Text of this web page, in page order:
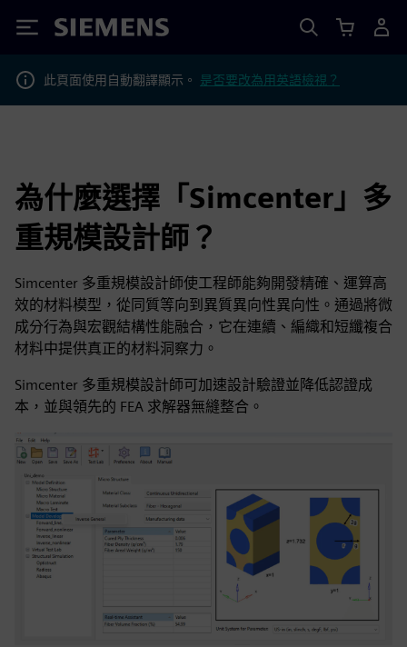
Siemens
此頁面使用自動翻譯顯示。 是否要改為用英語檢視？
為什麼選擇「Simcenter」多
重規模設計師？
Simcenter 多重規模設計師使工程師能夠開發精確、運算高
效的材料模型，從同質等向到異質異向性異向性。通過將微
成分行為與宏觀結構性能融合，它在連續、編織和短纖複合
材料中提供真正的材料洞察力。
Simcenter 多重規模設計師可加速設計驗證並降低認證成
本，並與領先的 FEA 求解器無縫整合。